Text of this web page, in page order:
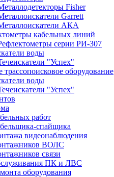
Fisher
Garrett
АКА
кабельных линий
серии РИ-307
воды
"Успех"
трассопоисковое оборудование
воды
"Успех"
работ
спайщика
видеонаблюдения
ВОЛС
связи
ПК и ЛВС
оборудования